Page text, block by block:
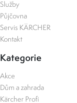
Služby
Půjčovna
Servis KÄRCHER
Kontakt
Kategorie
Akce
Dům a zahrada
Kärcher Profi